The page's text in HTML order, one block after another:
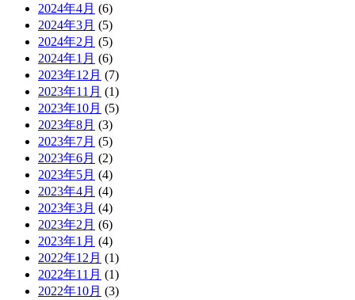
2024年4月 (6)
2024年3月 (5)
2024年2月 (5)
2024年1月 (6)
2023年12月 (7)
2023年11月 (1)
2023年10月 (5)
2023年8月 (3)
2023年7月 (5)
2023年6月 (2)
2023年5月 (4)
2023年4月 (4)
2023年3月 (4)
2023年2月 (6)
2023年1月 (4)
2022年12月 (1)
2022年11月 (1)
2022年10月 (3)